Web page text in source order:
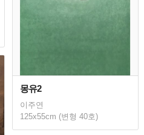
몽유2
이주연
125x55cm (변형 40호)